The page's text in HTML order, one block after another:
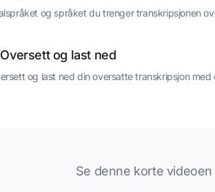
og språket du trenger transkripsjonen
Oversett og last ned
og last ned din oversatte transkripsjon
Se denne korte